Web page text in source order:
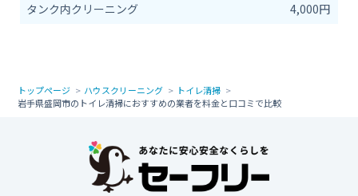
タンク内クリーニング
4,000円
トップページ ハウスクリーニング
トイレ清掃
岩手県盛岡市のトイレ清掃におすすめの業者を料金と口コミで比較